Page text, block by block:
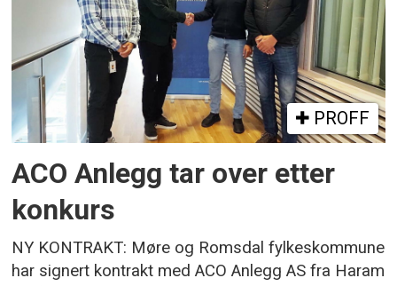
PROFF
ACO Anlegg tar over etter
konkurs
NY KONTRAKT: Møre og Romsdal fylkeskommune
har signert kontrakt med ACO Anlegg AS fra Haram